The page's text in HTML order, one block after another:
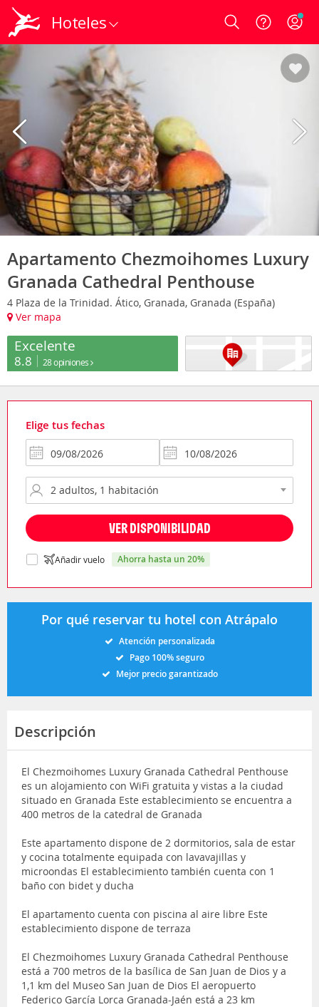
Hoteles Login
Apartamento Chezmoihomes Luxury
Granada Cathedral Penthouse
4 Plaza de la Trinidad. Ático, Granada, Granada (España)
Ver mapa
Excelente
8.8 28 opiniones
Elige tus fechas
VER DISPONIBILIDAD
Añadir vuelo ahorra hasta un 20%
Por qué reservar tu hotel con Atrápalo
Atención personalizada
Pago 100% seguro
Mejor precio garantizado
Descripción
El Chezmoihomes Luxury Granada Cathedral Penthouse
es un alojamiento con WiFi gratuita y vistas a la ciudad
situado en Granada Este establecimiento se encuentra a
400 metros de la catedral de Granada
Este apartamento dispone de 2 dormitorios, sala de estar
y cocina totalmente equipada con lavavajillas y
microondas El establecimiento también cuenta con 1
baño con bidet y ducha
El apartamento cuenta con piscina al aire libre Este
establecimiento dispone de terraza
El Chezmoihomes Luxury Granada Cathedral Penthouse
está a 700 metros de la basílica de San Juan de Dios y a
1,1 km del Museo San Juan de Dios El aeropuerto
Federico García Lorca Granada-Jaén está a 23 km